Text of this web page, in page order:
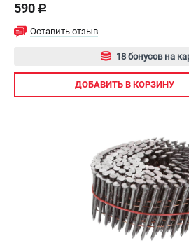
590 c
Оставить отзыв
18 бонусов на
Авторизуйтесь
ДОБАВИТЬ В КОРЗИНУ